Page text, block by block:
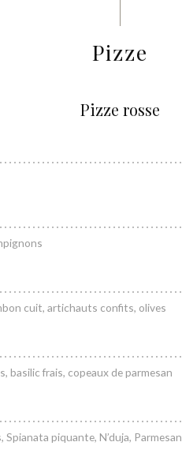
Pizze
Pizze rosse
cuit, artichauts confits, olives
basilic frais, copeaux de parmesan
piquante, N’duja, Parmesan